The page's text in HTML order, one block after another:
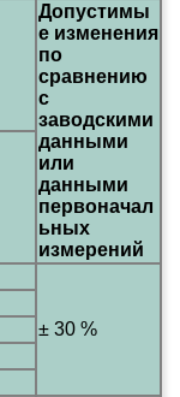
Допустимы
е изменения
по
сравнению
с
заводскими
данными
или
данными
первоначал
ьных
измерений
± 30 %